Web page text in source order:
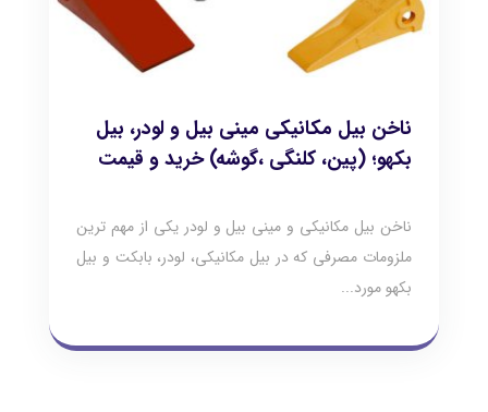
ناخن بیل مکانیکی مینی بیل و لودر، بیل
بکهو؛ (پین، کلنگی ،گوشه) خرید و قیمت
ناخن بیل مکانیکی و مینی بیل و لودر یکی از مهم ترین
ملزومات مصرفی که در بیل مکانیکی، لودر، بابکت و بیل
بکهو مورد...